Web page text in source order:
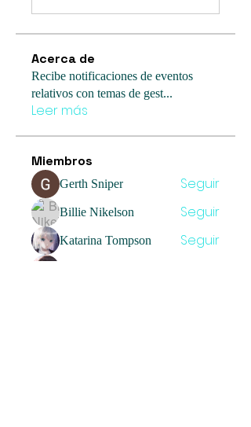
Acerca de
Recibe notificaciones de eventos
relativos con temas de gest...
Leer más
Miembros
Gerth Sniper Seguir
Billie Nikelson Seguir
Katarina Tompson Seguir